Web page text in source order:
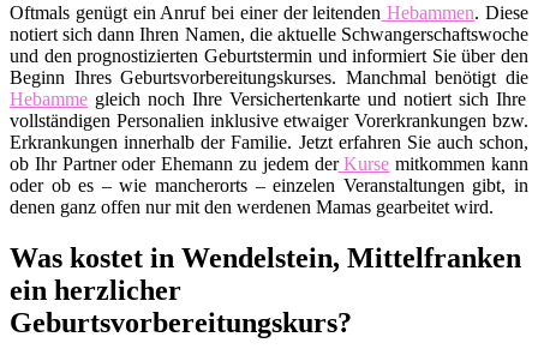
Oftmals genügt ein Anruf bei einer der leitenden Hebammen. Diese
notiert sich dann Ihren Namen, die aktuelle Schwangerschaftswoche
und den prognostizierten Geburtstermin und informiert Sie über den
Beginn Ihres Geburtsvorbereitungskurses. Manchmal benötigt die
Hebamme gleich noch Ihre Versichertenkarte und notiert sich Ihre
vollständigen Personalien inklusive etwaiger Vorerkrankungen bzw.
Erkrankungen innerhalb der Familie. Jetzt erfahren Sie auch schon,
ob Ihr Partner oder Ehemann zu jedem derKurse mitkommen kann
oder ob es – wie mancherorts – einzelen Veranstaltungen gibt, in
denen ganz offen nur mit den werdenen Mamas gearbeitet wird.
Was kostet in Wendelstein, Mittelfranken
ein herzlicher
Geburtsvorbereitungskurs?